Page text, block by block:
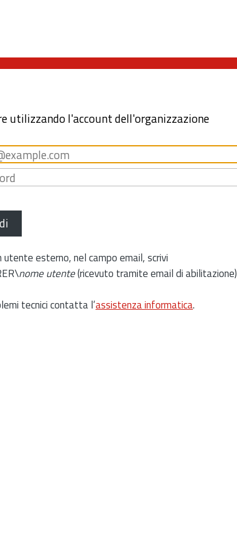
utilizzando l'account dell'organizzazione
utente esterno, nel campo email, scrivi
nome utente(ricevuto tramite email di abilitazione)
tecnici contatta l’assistenza informatica.